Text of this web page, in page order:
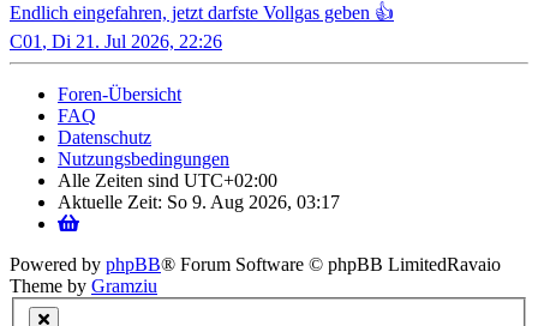
Endlich eingefahren, jetzt darfste Vollgas geben 👍
C01 , Di 21. Jul 2026, 22:26
Foren-Übersicht
FAQ
Datenschutz
Nutzungsbedingungen
Alle Zeiten sind UTC+02:00
Aktuelle Zeit: So 9. Aug 2026, 03:17
Powered by phpBB® Forum Software © phpBB LimitedRavaio
Theme by Gramziu